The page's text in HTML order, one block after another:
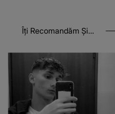
Îți Recomandăm Și...